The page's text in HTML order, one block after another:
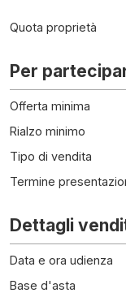
Quota proprietà
Per
Offerta minima
Rialzo minimo
Tipo di vendita
Termine
Dettagli
Data e ora udienza
Base d'asta